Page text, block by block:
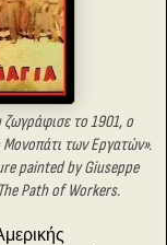
ζωγράφισε το 1901, ο
Μονοπάτι των Εργατών».
painted by Giuseppe
Path of Workers.